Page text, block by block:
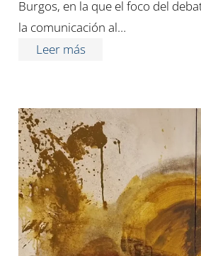
Burgos, en la que el foco del
la comunicación al…
Leer más